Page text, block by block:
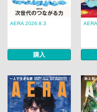
AERA 2026.8.3
購入